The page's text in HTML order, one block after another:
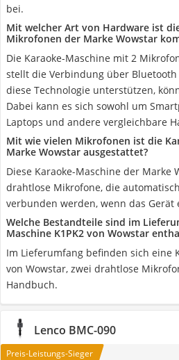
bei.
Mit welcher Art von Hardware ist
Mikrofonen der Marke Wowstar
Die Karaoke-Maschine mit 2
stellt die Verbindung über Bluetooth
diese Technologie unterstützen,
Dabei kann es sich sowohl um
Laptops und andere vergleichbare
Mit wie vielen Mikrofonen ist die
Marke Wowstar ausgestattet?
Diese Karaoke-Maschine der Marke
drahtlose Mikrofone, die
verbunden werden, wenn das Gerät
Welche Bestandteile sind im
Maschine K1PK2 von Wowstar
Im Lieferumfang befinden sich eine
von Wowstar, zwei drahtlose
Handbuch.
Lenco BMC-090
Preis-Leistungs-Sieger